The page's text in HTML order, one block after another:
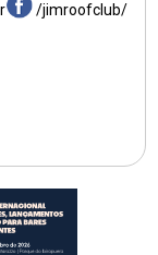
/jimroofclub/